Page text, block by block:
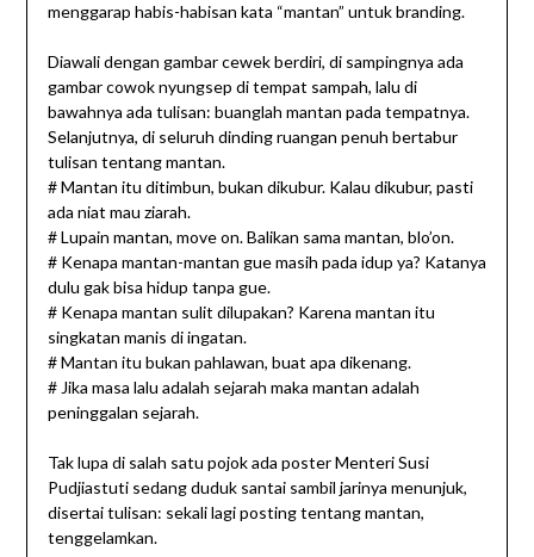
menggarap habis-habisan kata “mantan” untuk branding.
Diawali dengan gambar cewek berdiri, di sampingnya ada
gambar cowok nyungsep di tempat sampah, lalu di
bawahnya ada tulisan: buanglah mantan pada tempatnya.
Selanjutnya, di seluruh dinding ruangan penuh bertabur
tulisan tentang mantan.
# Mantan itu ditimbun, bukan dikubur. Kalau dikubur, pasti
ada niat mau ziarah.
# Lupain mantan, move on. Balikan sama mantan, blo’on.
# Kenapa mantan-mantan gue masih pada idup ya? Katanya
dulu gak bisa hidup tanpa gue.
# Kenapa mantan sulit dilupakan? Karena mantan itu
singkatan manis di ingatan.
# Mantan itu bukan pahlawan, buat apa dikenang.
# Jika masa lalu adalah sejarah maka mantan adalah
peninggalan sejarah.
Tak lupa di salah satu pojok ada poster Menteri Susi
Pudjiastuti sedang duduk santai sambil jarinya menunjuk,
disertai tulisan: sekali lagi posting tentang mantan,
tenggelamkan.